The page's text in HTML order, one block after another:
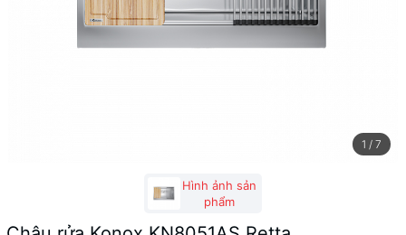
1 / 7
Hình ảnh sản
phẩm